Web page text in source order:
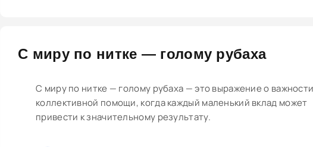
С миру по нитке — голому рубаха
С миру по нитке — голому рубаха — это выражение о
коллективной помощи, когда каждый маленький вклад может
привести к значительному результату.